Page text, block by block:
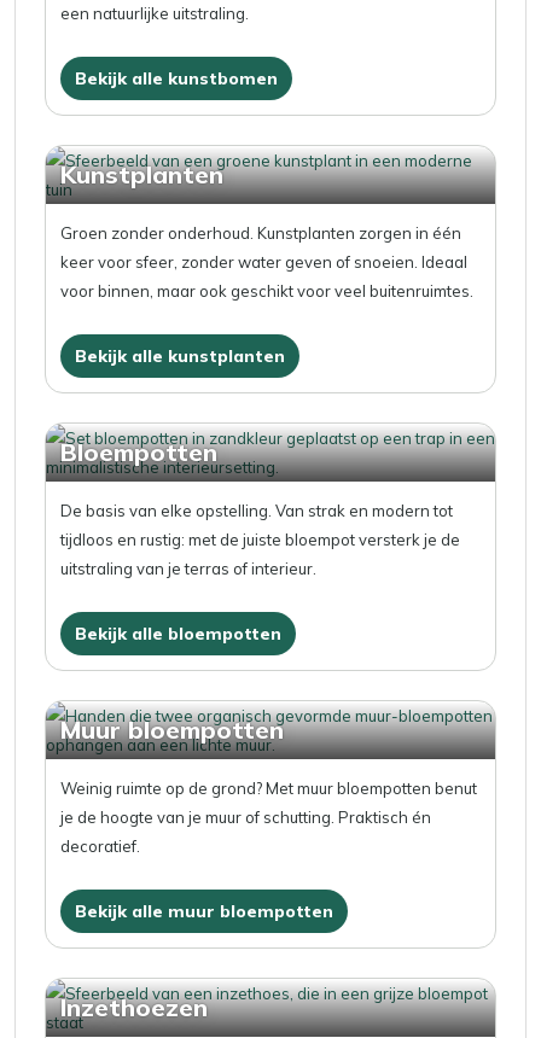
een natuurlijke uitstraling.
Bekijk alle kunstbomen
Kunstplanten
Groen zonder onderhoud. Kunstplanten zorgen in één
keer voor sfeer, zonder water geven of snoeien. Ideaal
voor binnen, maar ook geschikt voor veel buitenruimtes.
Bekijk alle kunstplanten
Bloempotten
De basis van elke opstelling. Van strak en modern tot
tijdloos en rustig: met de juiste bloempot versterk je de
uitstraling van je terras of interieur.
Bekijk alle bloempotten
Muur bloempotten
Weinig ruimte op de grond? Met muur bloempotten benut
je de hoogte van je muur of schutting. Praktisch én
decoratief.
Bekijk alle muur bloempotten
Inzethoezen